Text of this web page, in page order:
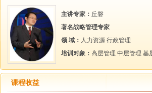
主讲专家： 丘磐
著名战略管理专家
领 域： 人力资源 行政管理
培训对象： 高层管理 中层管理 基
课程收益